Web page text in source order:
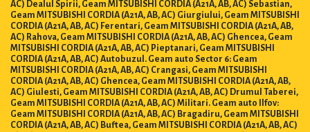
Geam MITSUBISHI CORDIA (A21A, AB, AC) Giurgiului, Geam MITSUBISHI
CORDIA (A21A, AB, AC) Ferentari, Geam MITSUBISHI CORDIA (A21A, AB,
AC) Rahova, Geam MITSUBISHI CORDIA (A21A, AB, AC) Ghencea, Geam
MITSUBISHI CORDIA (A21A, AB, AC) Pieptanari, Geam MITSUBISHI
CORDIA (A21A, AB, AC) Autobuzul. Geam auto Sector 6: Geam
MITSUBISHI CORDIA (A21A, AB, AC) Crangasi, Geam MITSUBISHI
CORDIA (A21A, AB, AC) Ghencea, Geam MITSUBISHI CORDIA (A21A, AB,
AC) Giulesti, Geam MITSUBISHI CORDIA (A21A, AB, AC) Drumul Taberei,
Geam MITSUBISHI CORDIA (A21A, AB, AC) Militari. Geam auto Ilfov:
Geam MITSUBISHI CORDIA (A21A, AB, AC) Bragadiru, Geam MITSUBISHI
CORDIA (A21A, AB, AC) Buftea, Geam MITSUBISHI CORDIA (A21A, AB, AC)